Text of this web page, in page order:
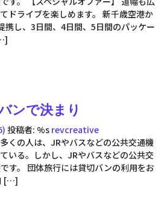
ドライブを楽しめます。 新千歳空港か
携し、3日間、4日間、5日間のパッケー
ンで決まり
投稿者: %s revcreative
くの人は、JRやバスなどの公共交通機
いる。しかし、JRやバスなどの公共交
す。 団体旅行には貸切バンの利用をお
[…]